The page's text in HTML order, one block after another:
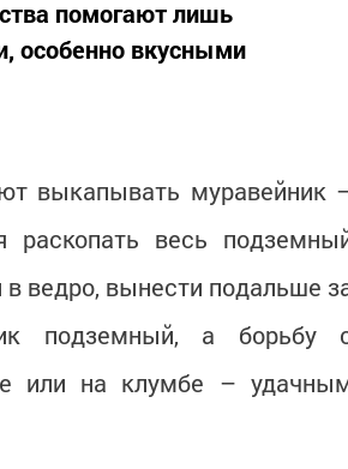
помогают лишь
особенно вкусными
выкапывать муравейник
раскопать весь
в ведро, вынести подальше
подземный, а борьбу
или на клумбе –